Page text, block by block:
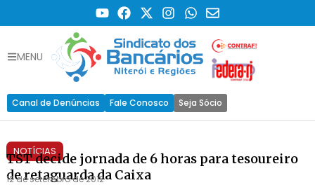
MENU
Canal de Denúncias Fale Conosco Seja Sócio
NOTÍCIAS
TST decide jornada de 6 horas para tesoureiro
de retaguarda da Caixa
12 de setembro de 2012